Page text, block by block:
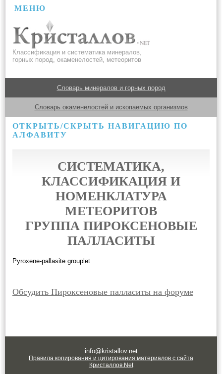
МЕНЮ
Классификация и систематика минералов,
горных пород, окаменелостей, метеоритов
Словарь минералов и горных пород
Словарь окаменелостей и ископаемых организмов
ОТКРЫТЬ/СКРЫТЬ НАВИГАЦИЮ ПО
АЛФАВИТУ
СИСТЕМАТИКА,
КЛАССИФИКАЦИЯ И
НОМЕНКЛАТУРА
МЕТЕОРИТОВ
ГРУППА ПИРОКСЕНОВЫЕ
ПАЛЛАСИТЫ
Pyroxene-pallasite grouplet
Обсудить Пироксеновые палласиты на форуме
info@kristallov.net
Правила копирования и цитирования материалов с сайта
Кристаллов.Net